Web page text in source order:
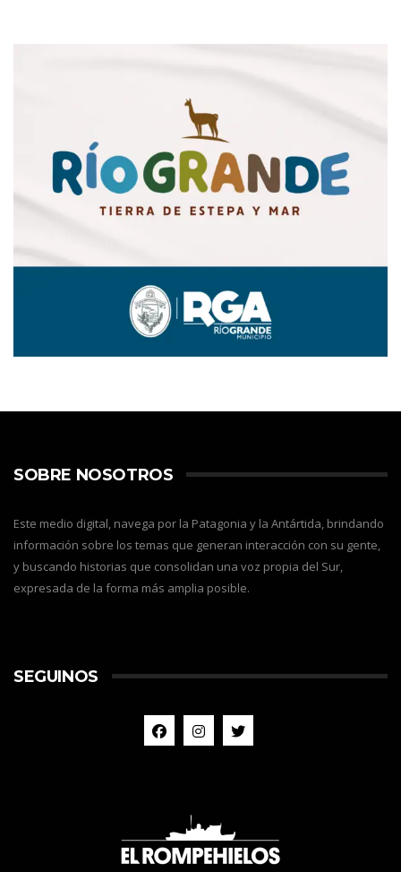
SOBRE NOSOTROS
Este medio digital, navega por la Patagonia y la Antártida, brindando
información sobre los temas que generan interacción con su gente,
y buscando historias que consolidan una voz propia del Sur,
expresada de la forma más amplia posible.
SEGUINOS